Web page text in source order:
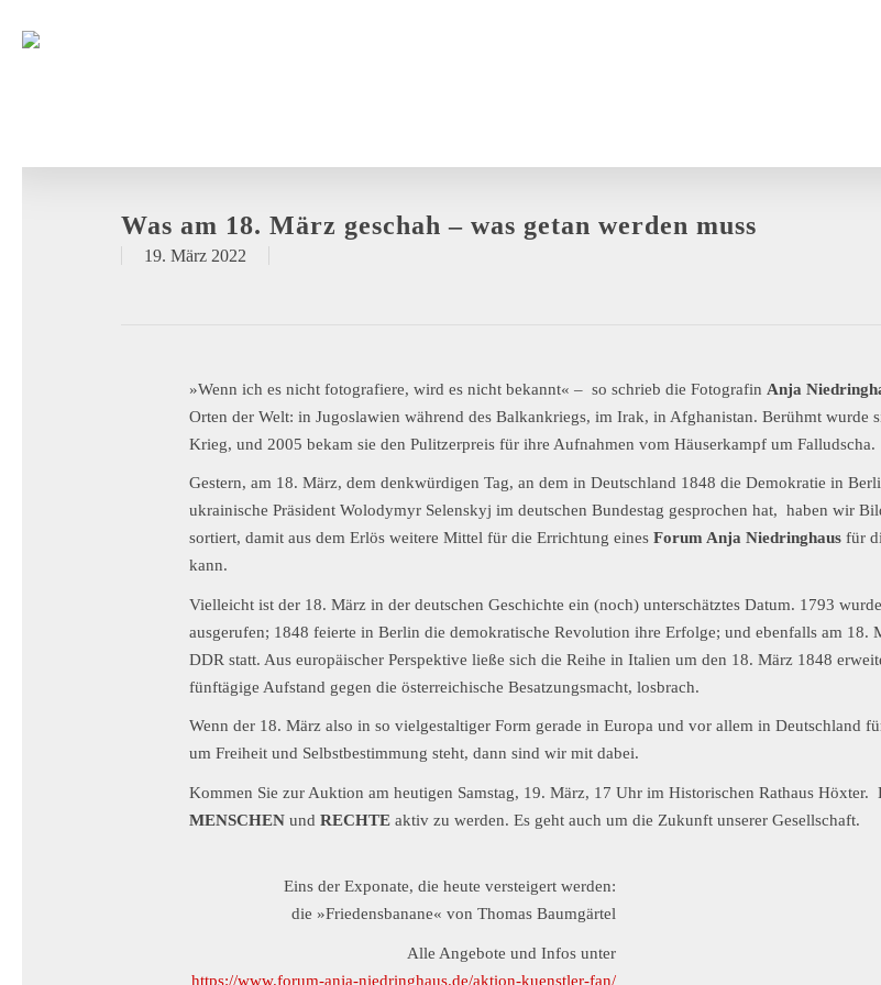
Was am 18. März geschah – was getan werden muss
19. März 2022
»Wenn ich es nicht fotografiere, wird es nicht bekannt« – so schrieb die Fotografin Anja
Orten der Welt: in Jugoslawien während des Balkankriegs, im Irak, in Afghanistan. Berühmt
Krieg, und 2005 bekam sie den Pulitzerpreis für ihre Aufnahmen vom Häuserkampf um Falludscha.
Gestern, am 18. März, dem denkwürdigen Tag, an dem in Deutschland 1848 die Demokratie in
ukrainische Präsident Wolodymyr Selenskyj im deutschen Bundestag gesprochen hat, haben wir
sortiert, damit aus dem Erlös weitere Mittel für die Errichtung einesForum Anja Niedringhaus für
kann.
Vielleicht ist der 18. März in der deutschen Geschichte ein (noch) unterschätztes Datum. 1793
ausgerufen; 1848 feierte in Berlin die demokratische Revolution ihre Erfolge; und ebenfalls am 18.
DDR statt. Aus europäischer Perspektive ließe sich die Reihe in Italien um den 18. März 1848
fünftägige Aufstand gegen die österreichische Besatzungsmacht, losbrach.
Wenn der 18. März also in so vielgestaltiger Form gerade in Europa und vor allem in Deutschland
um Freiheit und Selbstbestimmung steht, dann sind wir mit dabei.
Kommen Sie zur Auktion am heutigen Samstag, 19. März, 17 Uhr im Historischen Rathaus
MENSCHENund RECHTE aktiv zu werden. Es geht auch um die Zukunft unserer Gesellschaft.
Eins der Exponate, die heute versteigert werden:
die »Friedensbanane« von Thomas Baumgärtel
Alle Angebote und Infos unter
https://www.forum-anja-niedringhaus.de/aktion-kuenstler-fan/